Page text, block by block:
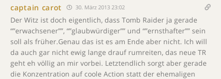
captain carot 30. März 2013 23:02
Der Witz ist doch eigentlich, dass Tomb Raider ja gerade
“”erwachsener””, “”glaubwürdiger”” und “”ernsthafter”” sein
soll als früher.Genau das ist es am Ende aber nicht. Ich will
da auch gar nicht ewig lange drauf rumreiten, das neue TR
geht eh völlig an mir vorbei. Letztendlich sorgt aber gerade
die Konzentration auf coole Action statt der ehemaligen